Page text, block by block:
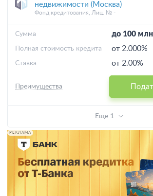
недвижимости (Москва)
Фонд кредитования, Лиц. № -
до 100 млн
Cумма
от 2.000%
Полная стоимость кредита
от 2.00%
Ставка
Преимущества
Еще 1
РЕКЛАМА